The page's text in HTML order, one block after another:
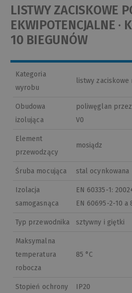
LISTWY ZACISKOWE
EKWIPOTENCJALNE ·
10 BIEGUNÓW
Kategoria
wyrobu
listwy zaciskowe
Obudowa
izolująca
poliwęglan
V0
Element
przewodzący
mosiądz
Śruba mocująca stal ocynkowana
Izolacja
samogasnąca
EN 60335-1:
EN 60695-2-10 a
Typ przewodnika sztywny i giętki
Maksymalna
temperatura
robocza
85 °C
Stopień ochrony IP20